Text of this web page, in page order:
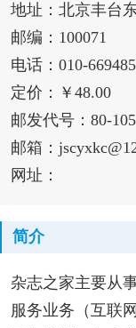
地址：北京丰台
邮编：100071
电话：010-
定价：￥48.00
邮发代号：80-105
邮箱：
网址：
简介
杂志之家主要从
服务业务（互联